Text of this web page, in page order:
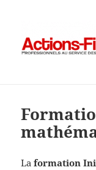
La formation